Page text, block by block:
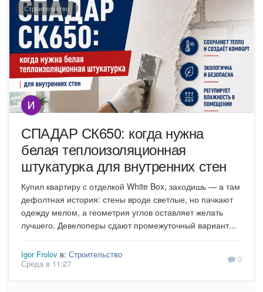
Строительство
СПАДАР СК650: когда нужна
белая теплоизоляционная
штукатурка для внутренних стен
Купил квартиру с отделкой White Box, заходишь — а там
дефолтная история: стены вроде светлые, но пачкают
одежду мелом, а геометрия углов оставляет желать
лучшего. Девелоперы сдают промежуточный вариант...
Igor Frolov в: Строительство
Среда в 11:27
0